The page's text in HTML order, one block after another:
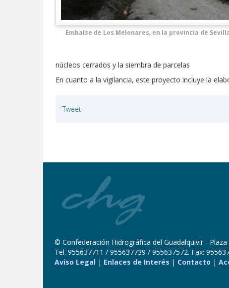
Embalse de Los Melonares, en la provincia de
núcleos cerrados y la siembra de parcelas
En cuanto a la vigilancia, este proyecto incluye la
Tweet
© Confederación Hidrográfica del Guadalquivir -
Tel. 955637711 / 955637739 / 955637572. Fax:
Aviso Legal | Enlaces de Interés | Contacto |